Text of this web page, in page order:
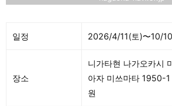
일정 2026/4/11(토)〜10/
장소
니가타현 나가오카시
아자 미쓰마타 1950-
원